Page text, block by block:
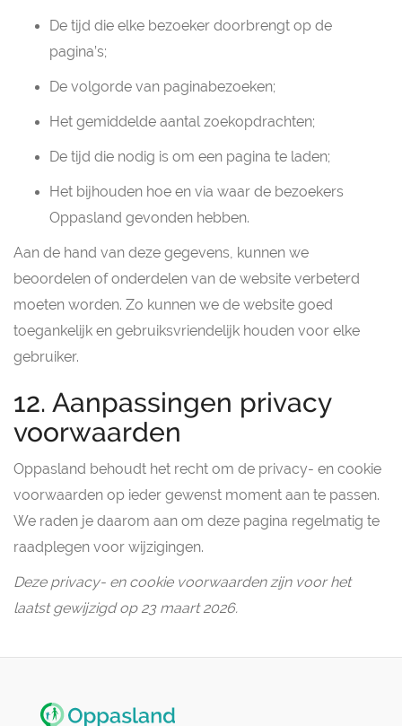
De tijd die elke bezoeker doorbrengt op de
pagina’s;
De volgorde van paginabezoeken;
Het gemiddelde aantal zoekopdrachten;
De tijd die nodig is om een pagina te laden;
Het bijhouden hoe en via waar de bezoekers
Oppasland gevonden hebben.
Aan de hand van deze gegevens, kunnen we
beoordelen of onderdelen van de website verbeterd
moeten worden. Zo kunnen we de website goed
toegankelijk en gebruiksvriendelijk houden voor elke
gebruiker.
12. Aanpassingen privacy
voorwaarden
Oppasland behoudt het recht om de privacy- en cookie
voorwaarden op ieder gewenst moment aan te passen.
We raden je daarom aan om deze pagina regelmatig te
raadplegen voor wijzigingen.
Deze privacy- en cookie voorwaarden zijn voor het
laatst gewijzigd op 23 maart 2026.